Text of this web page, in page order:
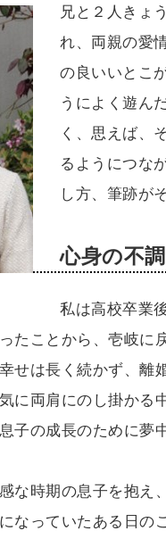
兄と２人きょ
れ、両親の愛
の良いいとこ
うによく遊ん
く、思えば、
るようにつな
し方、筆跡が
心身の不
私は高校卒業
たことから、壱岐に
せは長く続かず、離
に両肩にのし掛かる
子の成長のために夢
な時期の息子を抱え
なっていたある日の